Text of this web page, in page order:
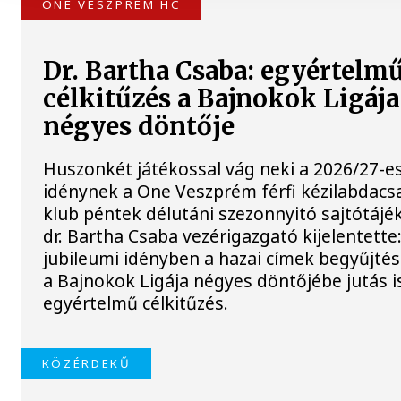
ONE VESZPRÉM HC
Dr. Bartha Csaba:
célkitűzés a Bajnokok Ligája
négyes döntője
Huszonkét játékossal vág neki a 2026/27-
idénynek a One Veszprém férfi
klub péntek délutáni szezonnyitó
dr. Bartha Csaba vezérigazgató
jubileumi idényben a hazai címek
a Bajnokok Ligája négyes döntőjébe jutás
egyértelmű célkitűzés.
KÖZÉRDEKŰ